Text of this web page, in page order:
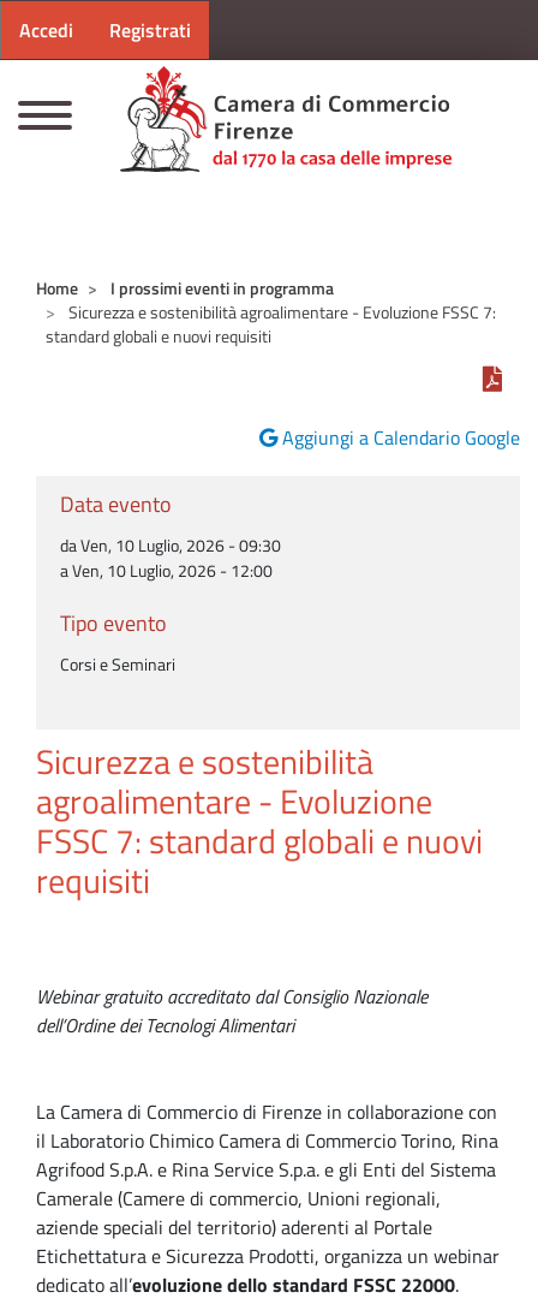
Menu profilo utente
Accedi Registrati
Home
I prossimi eventi in programma
Sicurezza e sostenibilità agroalimentare - Evoluzione FSSC 7:
standard globali e nuovi requisiti
Aggiungi a Calendario Google
Data evento
da Ven, 10 Luglio, 2026 - 09:30
a Ven, 10 Luglio, 2026 - 12:00
Tipo evento
Corsi e Seminari
Sicurezza e sostenibilità
agroalimentare - Evoluzione
FSSC 7: standard globali e nuovi
requisiti
Webinar gratuito accreditato dal Consiglio Nazionale
dell’Ordine dei Tecnologi Alimentari
La Camera di Commercio di Firenze in collaborazione con
il Laboratorio Chimico Camera di Commercio Torino, Rina
Agrifood S.p.A. e Rina Service S.p.a. e gli Enti del Sistema
Camerale (Camere di commercio, Unioni regionali,
aziende speciali del territorio) aderenti al Portale
Etichettatura e Sicurezza Prodotti, organizza un webinar
dedicato all’evoluzione dello standard FSSC 22000.